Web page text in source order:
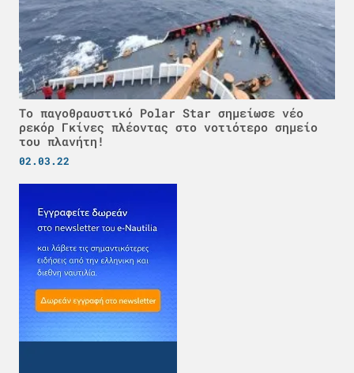
Το παγοθραυστικό Polar Star σημείωσε νέο
ρεκόρ Γκίνες πλέοντας στο νοτιότερο σημείο
του πλανήτη!
02.03.22